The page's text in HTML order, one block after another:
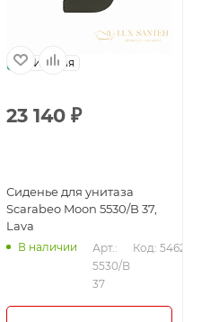
Италия
23 140 ₽
Сиденье для унитаза
Scarabeo Moon 5530/B 37,
Lava
В наличии
Арт.:
5530/B
37
Код: 54625